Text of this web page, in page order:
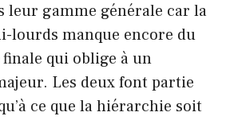
leur gamme générale car la
lourds manque encore du
qui oblige à un
Les deux font partie
ce que la hiérarchie soit